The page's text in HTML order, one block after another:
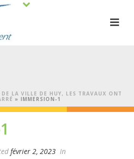
DE LA VILLE DE HUY, LES TRAVAUX ONT
» IMMERSION-1
février 2, 2023 In